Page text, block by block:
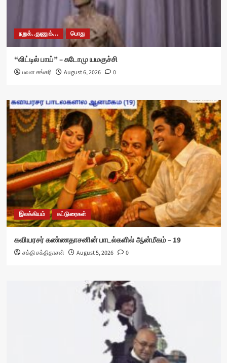
நறுக்..துணுக்... பொது
“லிட்டில் பாய்” – சுடோமு யமகுச்சி
பவள சங்கரி August 6, 2026 0
இலக்கியம் கட்டுரைகள்
கவியரசர் கண்ணதாசனின் பாடல்களில் ஆன்மீகம் – 19
சக்தி சக்திதாசன் August 5, 2026 0